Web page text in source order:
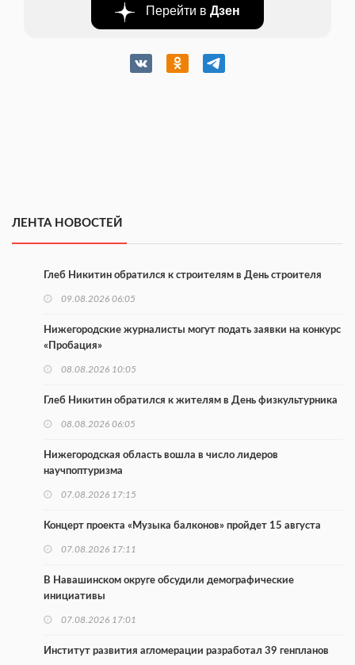
Перейти в Дзен
ЛЕНТА НОВОСТЕЙ
Глеб Никитин обратился к строителям в День строителя
09.08.2026 06:05
Нижегородские журналисты могут подать заявки на конкурс
«Пробация»
08.08.2026 10:05
Глеб Никитин обратился к жителям в День физкультурника
08.08.2026 06:05
Нижегородская область вошла в число лидеров
научпоптуризма
07.08.2026 17:15
Концерт проекта «Музыка балконов» пройдет 15 августа
07.08.2026 17:11
В Навашинском округе обсудили демографические
инициативы
07.08.2026 17:01
Институт развития агломерации разработал 39 генпланов